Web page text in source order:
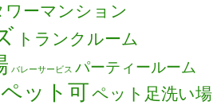
ワーマンション
トランクルーム
バレーサービス パーティールーム
ペット可ペット足洗い場